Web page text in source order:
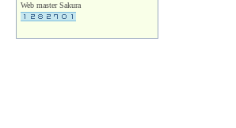
Web master Sakura